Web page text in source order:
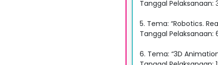
Tanggal Pelaksanaan:
5. Tema: “Robotics.
Tanggal Pelaksanaan:
6. Tema: “3D